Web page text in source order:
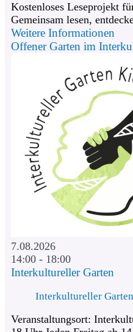
Kostenloses Leseprojekt
Gemeinsam lesen,
Weitere Informationen
Offener Garten im
7.08.2026
14:00 - 18:00
Interkultureller Garten
Interkultureller Garten
Veranstaltungsort: